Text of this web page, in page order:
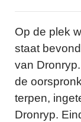
Op de plek
staat
van
de
terpen,
Dronryp.